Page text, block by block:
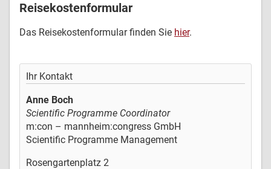
Ihr Kontakt
Anne Boch
Scientific Programme Coordinator
m:con – mannheim:congress GmbH
Scientific Programme Management
Rosengartenplatz 2
Reisekostenformular
Das Reisekostenformular finden Sie hier.